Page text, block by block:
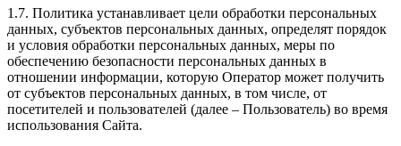
1.7. Политика устанавливает цели обработки персональных
данных, субъектов персональных данных, определят порядок
и условия обработки персональных данных, меры по
обеспечению безопасности персональных данных в
отношении информации, которую Оператор может получить
от субъектов персональных данных, в том числе, от
посетителей и пользователей (далее – Пользователь) во время
использования Сайта.